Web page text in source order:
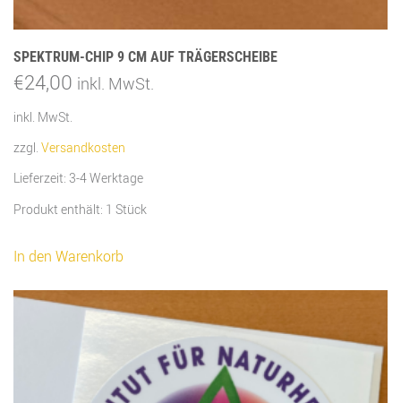
SPEKTRUM-CHIP 9 CM AUF TRÄGERSCHEIBE
€24,00 inkl. MwSt.
inkl. MwSt.
zzgl. Versandkosten
Lieferzeit: 3-4 Werktage
Produkt enthält: 1 Stück
In den Warenkorb